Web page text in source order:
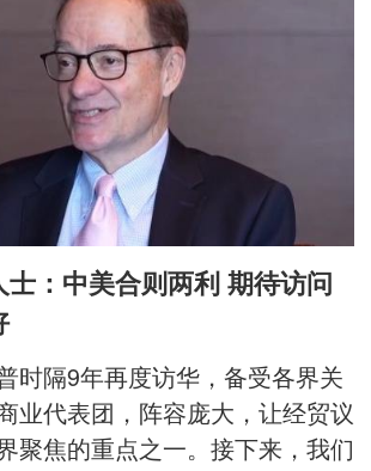
：中美合则两利 期待访问
时隔9年再度访华，备受各界关
业代表团，阵容庞大，让经贸议
聚焦的重点之一。接下来，我们